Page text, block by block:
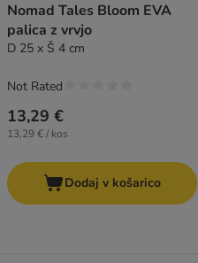
Nomad Tales Bloom EVA
palica z vrvjo
D 25 x Š 4 cm
13,29 €
13,29 € / kos
Not Rated
Dodaj v košarico